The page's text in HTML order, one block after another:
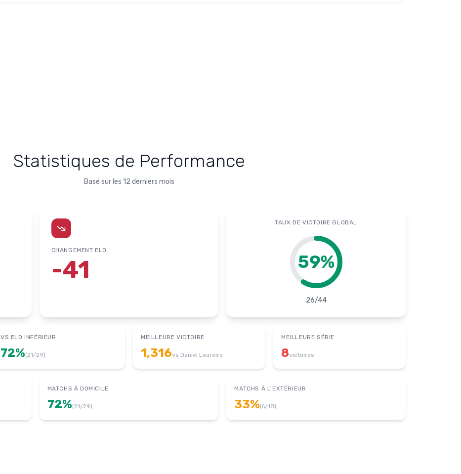
Statistiques de Performance
Basé sur les 12 derniers mois
CHANGEMENT ELO
-41
TAUX DE VICTOIRE GLOBAL
59%
26/44
VS ELO INFÉRIEUR
72%(21/29)
MEILLEURE VICTOIRE
1,316vs Daniel Loureiro
MEILLEURE SÉRIE
8victoires
MATCHS À DOMICILE
72%(21/29)
MATCHS À L'EXTÉRIEUR
33%(6/18)